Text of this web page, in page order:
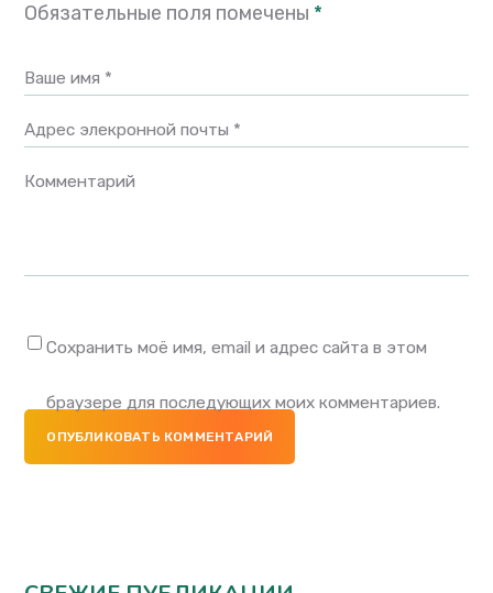
Обязательные поля помечены *
Ваше имя *
Адрес элекронной почты *
Комментарий
Сохранить моё имя, email и адрес сайта в этом
браузере для последующих моих комментариев.
ОПУБЛИКОВАТЬ КОММЕНТАРИЙ